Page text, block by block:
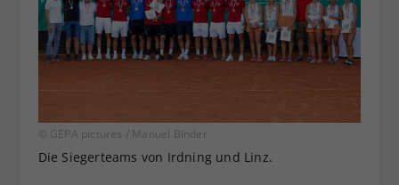
© GEPA pictures / Manuel Binder
Die Siegerteams von Irdning und Linz.